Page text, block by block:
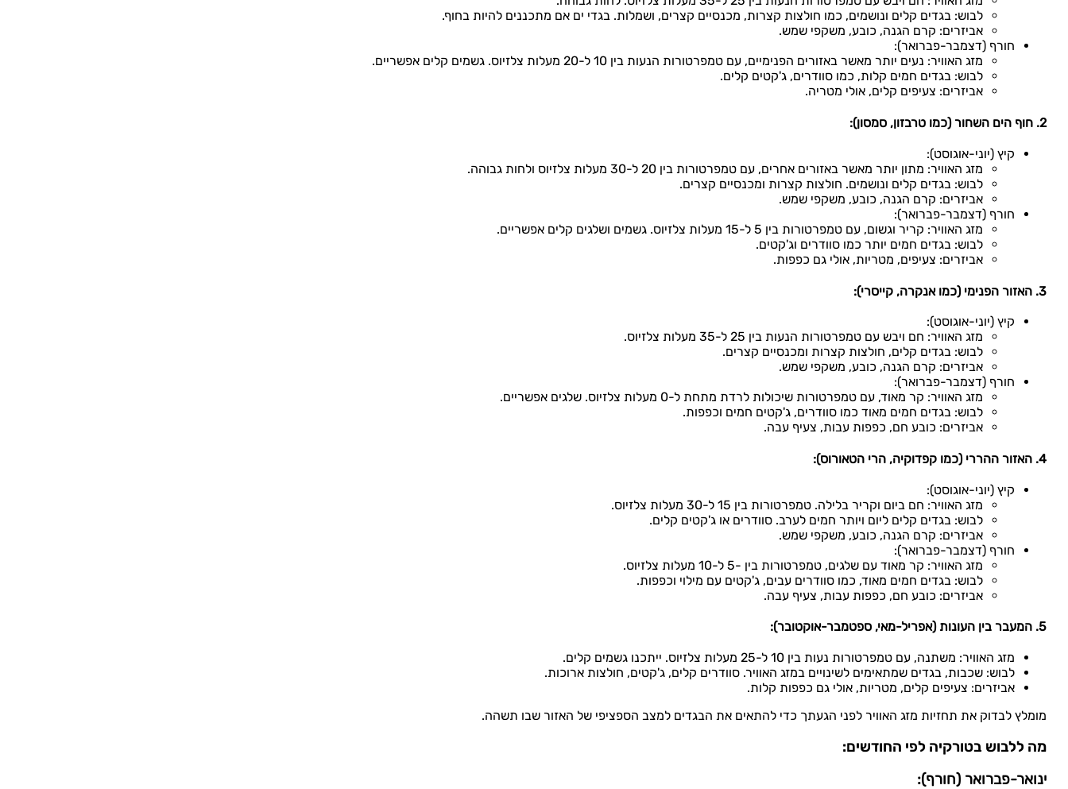
לבוש: בגדים קלים ונושמים, כמו חולצות קצרות, מכנסיים קצרים, ושמלות. בגדי ים אם מתכננים להיות בחוף.
אביזרים: קרם הגנה, כובע, משקפי שמש.
חורף (דצמבר-פברואר):
מזג האוויר: נעים יותר מאשר באזורים הפנימיים, עם טמפרטורות הנעות בין 10 ל-20 מעלות צלזיוס. גשמים קלים אפשריים.
לבוש: בגדים חמים קלות, כמו סוודרים, ג'קטים קלים.
אביזרים: צעיפים קלים, אולי מטריה.
2. חוף הים השחור (כמו טרבזון, סמסון):
קיץ (יוני-אוגוסט):
מזג האוויר: מתון יותר מאשר באזורים אחרים, עם טמפרטורות בין 20 ל-30 מעלות צלזיוס ולחות גבוהה.
לבוש: בגדים קלים ונושמים. חולצות קצרות ומכנסיים קצרים.
אביזרים: קרם הגנה, כובע, משקפי שמש.
חורף (דצמבר-פברואר):
מזג האוויר: קריר וגשום, עם טמפרטורות בין 5 ל-15 מעלות צלזיוס. גשמים ושלגים קלים אפשריים.
לבוש: בגדים חמים יותר כמו סוודרים וג'קטים.
אביזרים: צעיפים, מטריות, אולי גם כפפות.
3. האזור הפנימי (כמו אנקרה, קייסרי):
קיץ (יוני-אוגוסט):
מזג האוויר: חם ויבש עם טמפרטורות הנעות בין 25 ל-35 מעלות צלזיוס.
לבוש: בגדים קלים, חולצות קצרות ומכנסיים קצרים.
אביזרים: קרם הגנה, כובע, משקפי שמש.
חורף (דצמבר-פברואר):
מזג האוויר: קר מאוד, עם טמפרטורות שיכולות לרדת מתחת ל-0 מעלות צלזיוס. שלגים אפשריים.
לבוש: בגדים חמים מאוד כמו סוודרים, ג'קטים חמים וכפפות.
אביזרים: כובע חם, כפפות עבות, צעיף עבה.
4. האזור ההררי (כמו קפדוקיה, הרי הטאורוס):
קיץ (יוני-אוגוסט):
מזג האוויר: חם ביום וקריר בלילה. טמפרטורות בין 15 ל-30 מעלות צלזיוס.
לבוש: בגדים קלים ליום ויותר חמים לערב. סוודרים או ג'קטים קלים.
אביזרים: קרם הגנה, כובע, משקפי שמש.
חורף (דצמבר-פברואר):
מזג האוויר: קר מאוד עם שלגים, טמפרטורות בין -5 ל-10 מעלות צלזיוס.
לבוש: בגדים חמים מאוד, כמו סוודרים עבים, ג'קטים עם מילוי וכפפות.
אביזרים: כובע חם, כפפות עבות, צעיף עבה.
5. המעבר בין העונות (אפריל-מאי, ספטמבר-אוקטובר):
מזג האוויר: משתנה, עם טמפרטורות נעות בין 10 ל-25 מעלות צלזיוס. ייתכנו גשמים קלים.
לבוש: שכבות, בגדים שמתאימים לשינויים במזג האוויר. סוודרים קלים, ג'קטים, חולצות ארוכות.
אביזרים: צעיפים קלים, מטריות, אולי גם כפפות קלות.
מומלץ לבדוק את תחזיות מזג האוויר לפני הגעתך כדי להתאים את הבגדים למצב הספציפי של האזור שבו תשהה.
מה ללבוש בטורקיה לפי החודשים:
ינואר-פברואר (חורף):